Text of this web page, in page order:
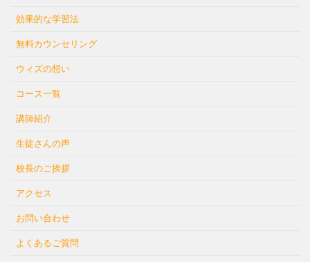
効果的な学習法
無料カウンセリング
ウィズの想い
コース一覧
講師紹介
生徒さんの声
校長のご挨拶
アクセス
お問い合わせ
よくあるご質問